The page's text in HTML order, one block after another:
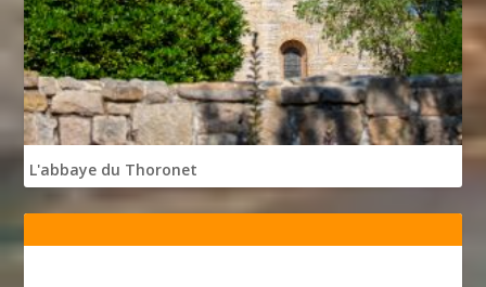
L'abbaye du Thoronet